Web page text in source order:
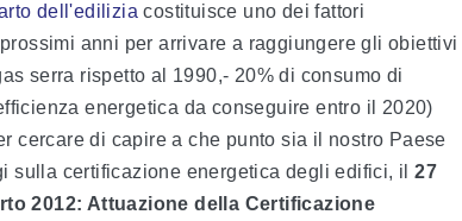
dell'edilizia costituisce uno dei fattori
anni per arrivare a raggiungere gli obiettivi
serra rispetto al 1990,- 20% di consumo di
energetica da conseguire entro il 2020)
cercare di capire a che punto sia il nostro Paese
sulla certificazione energetica degli edifici, il27
2012: Attuazione della Certificazione